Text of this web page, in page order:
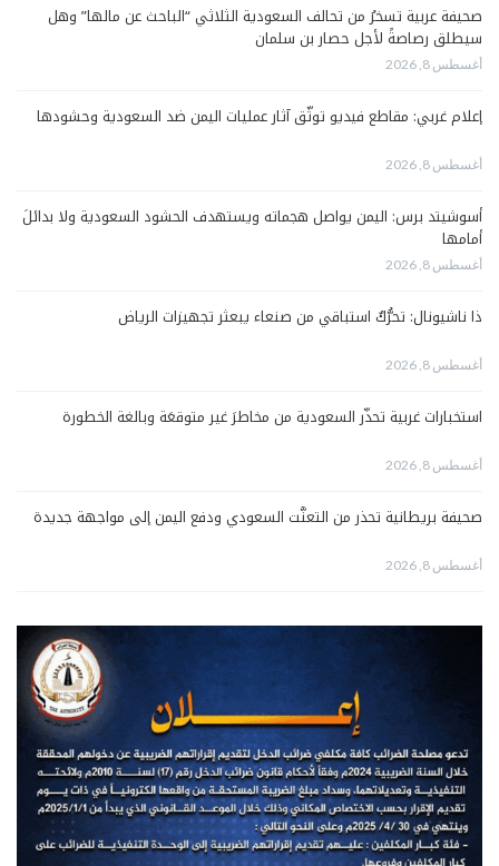
صحيفة عربية تسخرُ من تحالف السعودية الثلاثي “الباحث عن مالها” وهل
سيطلق رصاصةً لأجل حصار بن سلمان
أغسطس 8, 2026
إعلام غربي: مقاطع فيديو توثّق آثار عمليات اليمن ضد السعودية وحشودها
أغسطس 8, 2026
أسوشيتد برس: اليمن يواصل هجماته ويستهدف الحشود السعودية ولا بدائلَ
أمامها
أغسطس 8, 2026
ذا ناشيونال: تحرُّكٌ استباقي من صنعاء يبعثر تجهيزات الرياض
أغسطس 8, 2026
استخبارات غربية تحذّر السعودية من مخاطرَ غير متوقعَة وبالغة الخطورة
أغسطس 8, 2026
صحيفة بريطانية تحذر من التعنُّت السعودي ودفع اليمن إلى مواجهة جديدة
أغسطس 8, 2026